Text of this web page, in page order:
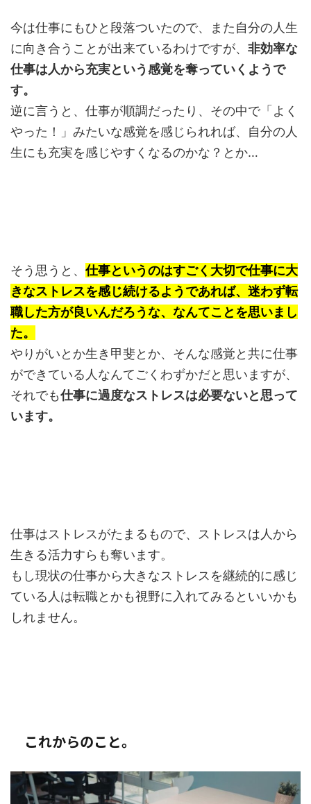
今は仕事にもひと段落ついたので、また自分の人生
に向き合うことが出来ているわけですが、 非効率な
仕事は人から充実という感覚を奪っていくようで
す。
逆に言うと、仕事が順調だったり、その中で「よく
やった！」みたいな感覚を感じられれば、自分の人
生にも充実を感じやすくなるのかな？とか…
そう思うと、仕事というのはすごく大切で仕事に大
きなストレスを感じ続けるようであれば、迷わず転
職した方が良いんだろうな、なんてことを思いまし
た。
やりがいとか生き甲斐とか、そんな感覚と共に仕事
ができている人なんてごくわずかだと思いますが、
それでも仕事に過度なストレスは必要ないと思って
います。
仕事はストレスがたまるもので、ストレスは人から
生きる活力すらも奪います。
もし現状の仕事から大きなストレスを継続的に感じ
ている人は転職とかも視野に入れてみるといいかも
しれません。
これからのこと。